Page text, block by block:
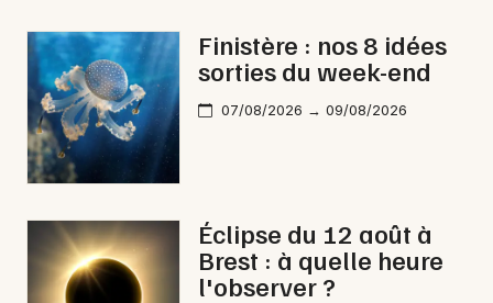
Finistère : nos 8 idées
sorties du week-end
07/08/2026 → 09/08/2026
Éclipse du 12 août à
Brest : à quelle heure
l'observer ?